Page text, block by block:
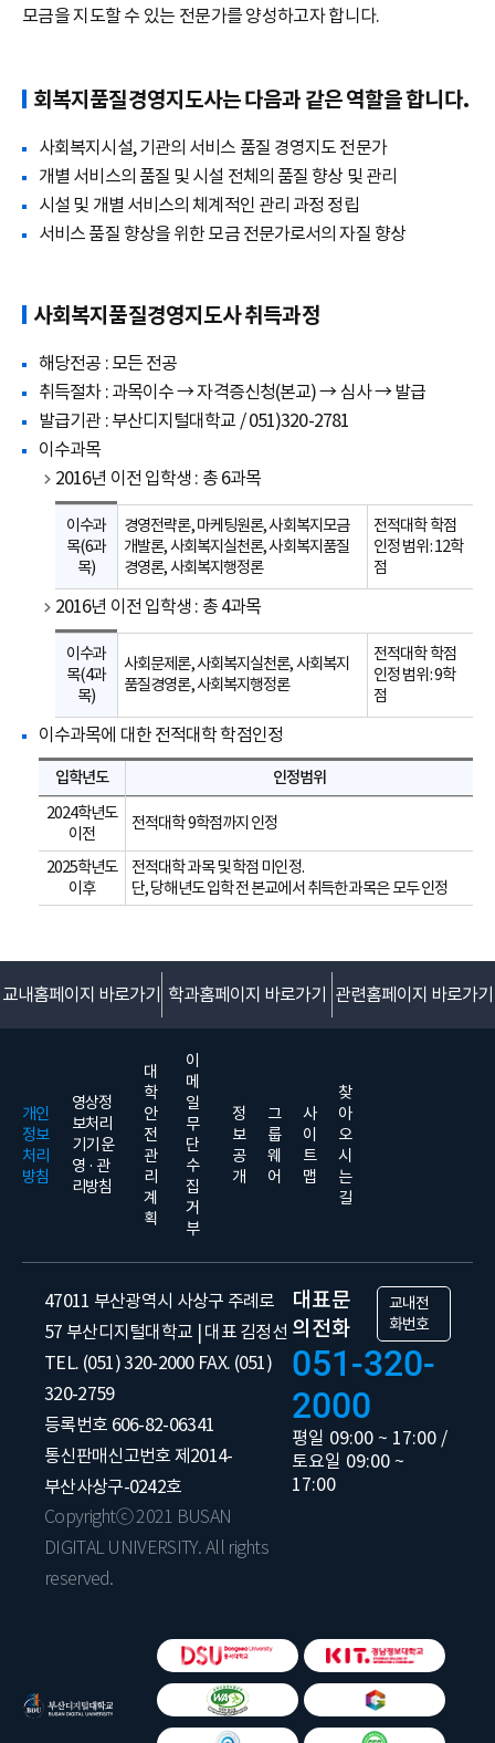
모금을 지도할 수 있는 전문가를 양성하고자 합니다.
회복지품질경영지도사는 다음과 같은 역할을 합니다.
사회복지시설, 기관의 서비스 품질 경영지도 전문가
개별 서비스의 품질 및 시설 전체의 품질 향상 및 관리
시설 및 개별 서비스의 체계적인 관리 과정 정립
서비스 품질 향상을 위한 모금 전문가로서의 자질 향상
사회복지품질경영지도사 취득과정
해당전공 : 모든 전공
취득절차 : 과목이수 → 자격증신청(본교) → 심사 → 발급
발급기관 : 부산디지털대학교 / 051)320-2781
이수과목
2016년 이전 입학생 : 총 6과목
이수과
목(6과
목)
경영전략론, 마케팅원론, 사회복지모금
개발론, 사회복지실천론, 사회복지품질
경영론, 사회복지행정론
전적대학 학점
인정 범위: 12학
점
2016년 이전 입학생 : 총 4과목
이수과
목(4과
목)
사회문제론, 사회복지실천론, 사회복지
품질경영론, 사회복지행정론
전적대학 학점
인정 범위: 9학
점
이수과목에 대한 전적대학 학점인정
입학년도
인정범위
2024학년도
이전
전적대학 9학점까지 인정
2025학년도
이후
전적대학 과목 및 학점 미인정.
단, 당해년도 입학 전 본교에서 취득한 과목은 모두 인정
교내홈페이지 바로가기 학과홈페이지 바로가기 관련홈페이지 바로가기
개인
정보
처리
방침
영상정
보처리
기기 운
영 · 관
리방침
대
학
안
전
관
리
계
획
이
메
일
무
단
수
집
거
부
정
보
공
개
그
룹
웨
어
사
이
트
맵
찾
아
오
시
는
길
47011 부산광역시 사상구 주례로
57 부산디지털대학교 | 대표 김정선
TEL. (051) 320-2000 FAX. (051)
320-2759
등록번호 606-82-06341
통신판매신고번호 제2014-
부산사상구-0242호
Copyrightⓒ 2021 BUSAN
DIGITAL UNIVERSITY. All rights
reserved.
대표문
의전화
교내전
화번호
051-320-
2000
평일 09:00 ~ 17:00 /
토요일 09:00 ~
17:00